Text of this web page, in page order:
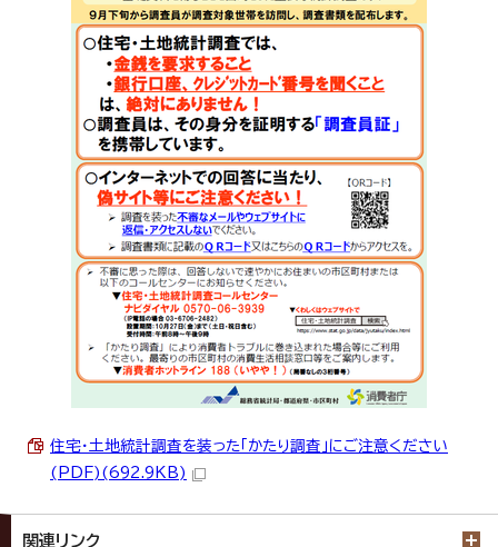
住宅・土地統計調査を装った「かたり調査」にご注意ください
(PDF)(692.9KB)
関連リンク